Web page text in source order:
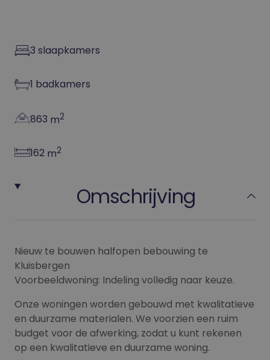
3 slaapkamers
1 badkamers
863 m2
162 m2
Omschrijving
Nieuw te bouwen halfopen bebouwing te
Kluisbergen
Voorbeeldwoning: Indeling volledig naar keuze.
Onze woningen worden gebouwd met kwalitatieve
en duurzame materialen. We voorzien een ruim
budget voor de afwerking, zodat u kunt rekenen
op een kwalitatieve en duurzame woning.